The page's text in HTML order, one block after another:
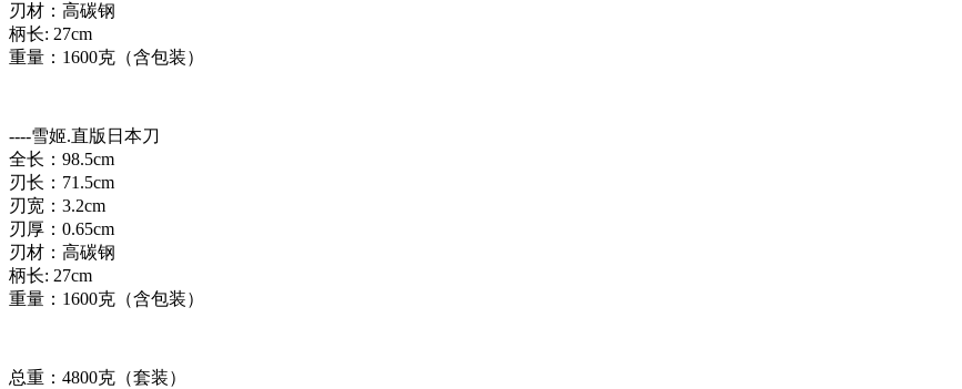
刃材：高碳钢
柄长: 27cm
重量：1600克（含包装）
----雪姬.直版日本刀
全长：98.5cm
刃长：71.5cm
刃宽：3.2cm
刃厚：0.65cm
刃材：高碳钢
柄长: 27cm
重量：1600克（含包装）
总重：4800克（套装）